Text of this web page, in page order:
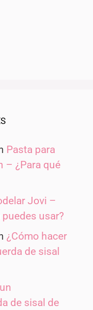
Pasta para
– ¿Para qué
Jovi –
usar?
¿Cómo hacer
de sisal
de sisal de